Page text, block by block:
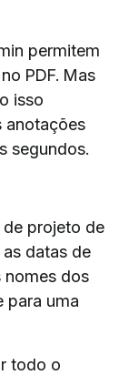
permitem
PDF. Mas
isso
anotações
segundos.
projeto de
datas de
nomes dos
para uma
todo o